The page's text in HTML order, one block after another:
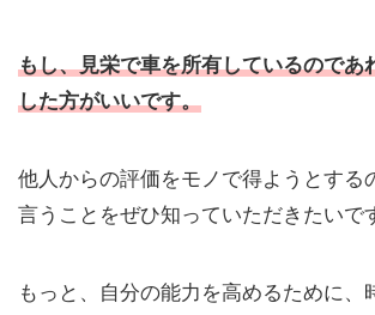
もし、見栄で車を所有しているのであ
した方がいいです。
他人からの評価をモノで得ようとする
言うことをぜひ知っていただきたいで
もっと、自分の能力を高めるために、